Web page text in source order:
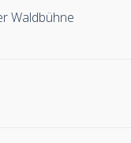
Waldbühne